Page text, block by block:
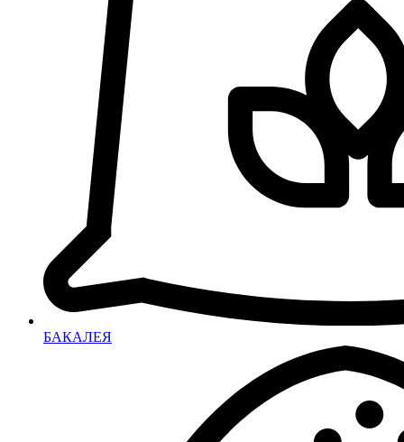
БАКАЛЕЯ